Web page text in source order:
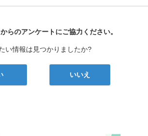
病院なび
からのアンケートにご協力ください。
い情報は見つかりましたか?
いいえ